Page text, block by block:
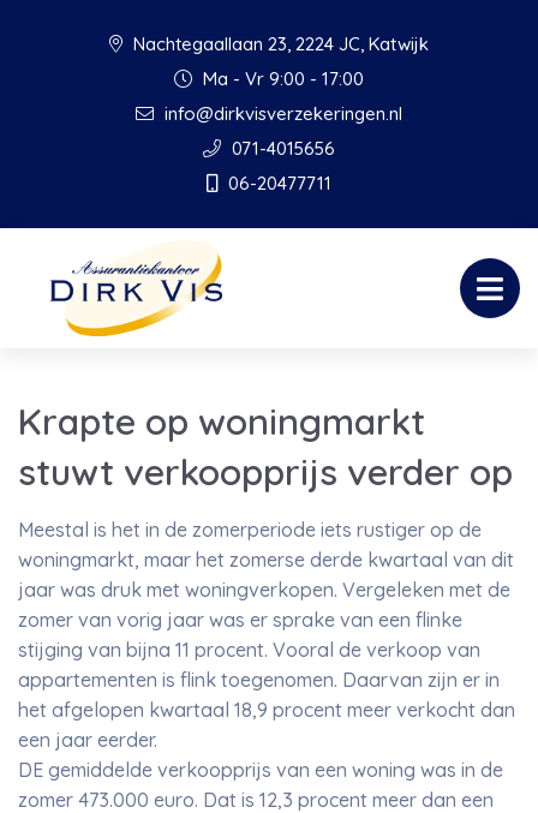
Nachtegaallaan 23, 2224 JC, Katwijk
Ma - Vr 9:00 - 17:00
info@dirkvisverzekeringen.nl
071-4015656
06-20477711
Krapte op woningmarkt
stuwt verkoopprijs verder op
Meestal is het in de zomerperiode iets rustiger op de
woningmarkt, maar het zomerse derde kwartaal van dit
jaar was druk met woningverkopen. Vergeleken met de
zomer van vorig jaar was er sprake van een flinke
stijging van bijna 11 procent. Vooral de verkoop van
appartementen is flink toegenomen. Daarvan zijn er in
het afgelopen kwartaal 18,9 procent meer verkocht dan
een jaar eerder.
DE gemiddelde verkoopprijs van een woning was in de
zomer 473.000 euro. Dat is 12,3 procent meer dan een